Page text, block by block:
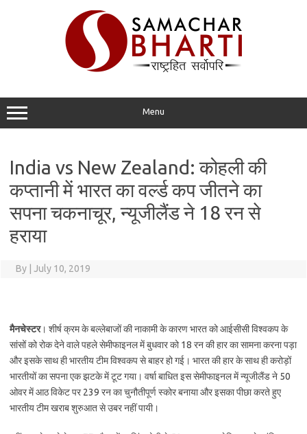
Menu
India vs New Zealand: कोहली की
कप्तानी में भारत का वर्ल्ड कप जीतने का
सपना चकनाचूर, न्यूजीलैंड ने 18 रन से
हराया
By July 10, 2019
मैनचेस्टर। शीर्ष क्रम के बल्लेबाजों की नाकामी के कारण भारत को आईसीसी विश्वकप के
सांसों को रोक देने वाले पहले सेमीफाइनल में बुधवार को 18 रन की हार का सामना करना पड़ा
और इसके साथ ही भारतीय टीम विश्वकप से बाहर हो गई। भारत की हार के साथ ही करोड़ों
भारतीयों का सपना एक झटके में टूट गया। वर्षा बाधित इस सेमीफाइनल में न्यूजीलैंड ने 50
ओवर में आठ विकेट पर 239 रन का चुनौतीपूर्ण स्कोर बनाया और इसका पीछा करते हुए
भारतीय टीम खराब शुरुआत से उबर नहीं पायी।